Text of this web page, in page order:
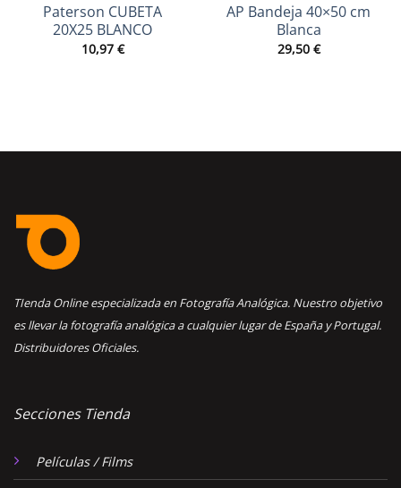
Paterson CUBETA
20X25 BLANCO
10,97 €
AP Bandeja 40×50 cm
Blanca
29,50 €
TIenda Online especializada en Fotografía Analógica. Nuestro objetivo
es llevar la fotografía analógica a cualquier lugar de España y Portugal.
Distribuidores Oficiales.
Secciones Tienda
Películas / Films